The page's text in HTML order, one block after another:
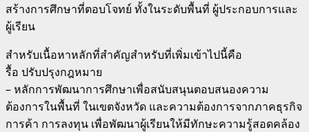
สร้างการศึกษาที่ตอบโจทย์ ทั้งในระดับพื้นที่ ผู้ประกอบการและ
ผู้เรียน
สำหรับเนื้อหาหลักที่สำคัญสำหรับที่เพิ่มเข้าไปนี้คือ
รื้อ ปรับปรุงกฎหมาย
– หลักการพัฒนาการศึกษาเพื่อสนับสนุนตอบสนองความ
ต้องการในพื้นที่ ในเขตจังหวัด และความต้องการจากภาคธุรกิจ
การค้า การลงทุน เพื่อพัฒนาผู้เรียนให้มีทักษะความรู้สอดคล้อง